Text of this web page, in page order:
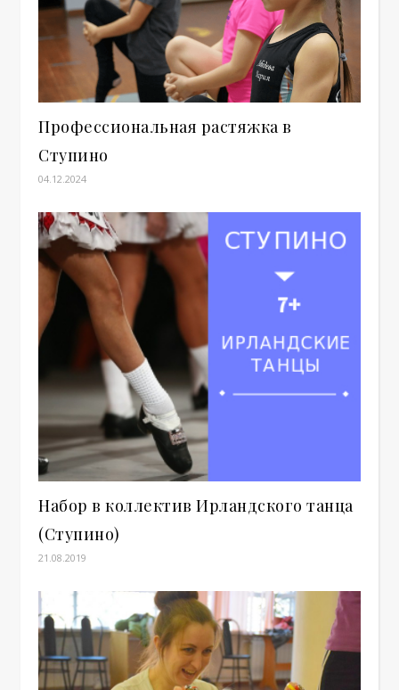
Профессиональная растяжка в
Ступино
04.12.2024
Набор в коллектив Ирландского танца
(Ступино)
21.08.2019